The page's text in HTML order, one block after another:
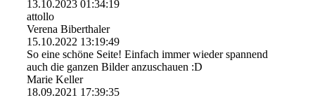
13.10.2023 01:34:19
attollo
Verena Biberthaler
15.10.2022 13:19:49
So eine schöne Seite! Einfach immer wieder spannend
auch die ganzen Bilder anzuschauen :D
Marie Keller
18.09.2021 17:39:35